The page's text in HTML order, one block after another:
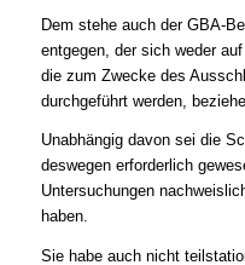
Dem stehe auch der GBA-
entgegen, der sich weder
die zum Zwecke des
durchgeführt werden,
Unabhängig davon sei die
deswegen erforderlich
Untersuchungen
haben.
Sie habe auch nicht